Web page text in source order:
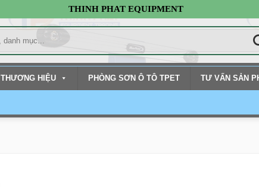
THINH PHAT EQUIPMENT
THƯƠNG HIỆU PHÒNG SƠN Ô TÔ TPET TƯ VẤN SẢN